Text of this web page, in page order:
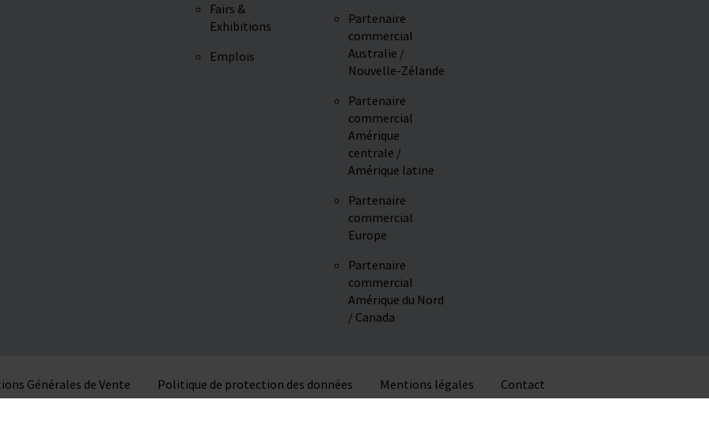
Fairs &
Exhibitions
Emplois
Partenaire
commercial
Australie /
Nouvelle-Zélande
Partenaire
commercial
Amérique
centrale /
Amérique latine
Partenaire
commercial
Europe
Partenaire
commercial
Amérique du Nord
/ Canada
Générales de Vente Politique de protection des données Mentions légales Contact